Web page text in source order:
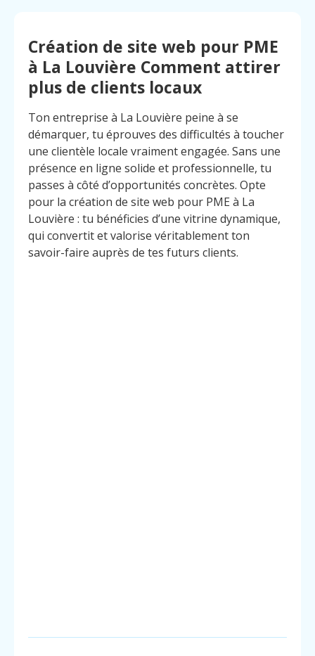
Création de site web pour PME
à La Louvière Comment attirer
plus de clients locaux
Ton entreprise à La Louvière peine à se
démarquer, tu éprouves des difficultés à toucher
une clientèle locale vraiment engagée. Sans une
présence en ligne solide et professionnelle, tu
passes à côté d’opportunités concrètes. Opte
pour la création de site web pour PME à La
Louvière : tu bénéficies d’une vitrine dynamique,
qui convertit et valorise véritablement ton
savoir-faire auprès de tes futurs clients.